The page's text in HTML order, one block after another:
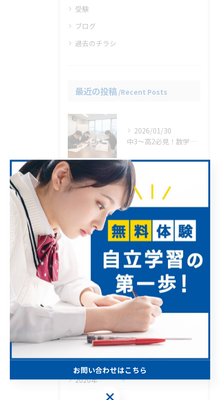
受験
ブログ
過去のチラシ
最近の投稿 Recent Posts
2026/01/30
中3〜高2必見！数学の偏差値を爆上げする少人数制ルート
2023/07/23
2023/07/20
アーカイブ
2026年 2023年
2022年 2021年
2020年
お問い合わせはこちら
お問い合わせはこちら